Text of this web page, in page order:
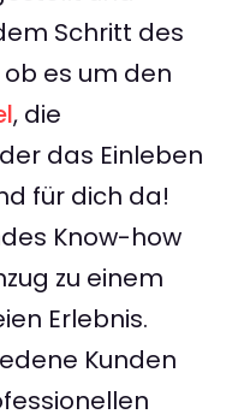
Schritt des
ob es um den
, die
das Einleben
für dich da!
Know-how
zu einem
Erlebnis.
Kunden